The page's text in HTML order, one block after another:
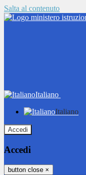
Salta al contenuto
Italiano
Italiano
Accedi
Accedi
button close ×